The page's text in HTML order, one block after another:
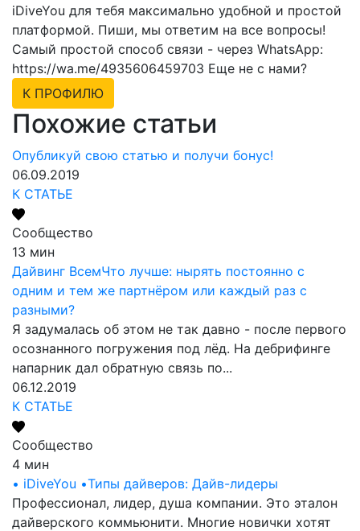
iDiveYou для тебя максимально удобной и простой
платформой. Пиши, мы ответим на все вопросы!
Самый простой способ связи - через WhatsApp:
https://wa.me/4935606459703 Еще не с нами?
К ПРОФИЛЮ
Похожие статьи
Опубликуй свою статью и получи бонус!
06.09.2019
К СТАТЬЕ
Сообщество
13 мин
Дайвинг ВсемЧто лучше: нырять постоянно с
одним и тем же партнёром или каждый раз с
разными?
Я задумалась об этом не так давно - после первого
осознанного погружения под лёд. На дебрифинге
напарник дал обратную связь по...
06.12.2019
К СТАТЬЕ
Сообщество
4 мин
• iDiveYou •Типы дайверов: Дайв-лидеры
Профессионал, лидер, душа компании. Это эталон
дайверского коммьюнити. Многие новички хотят